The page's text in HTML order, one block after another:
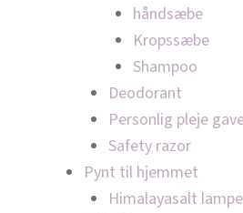
håndsæbe
Kropssæbe
Shampoo
Deodorant
Personlig pleje
Safety razor
Pynt til hjemmet
Himalayasalt lampe